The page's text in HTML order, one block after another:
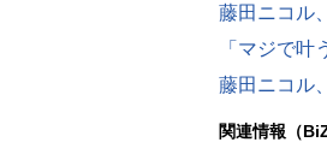
藤田ニコル
「マジで叶
藤田ニコル
関連情報（